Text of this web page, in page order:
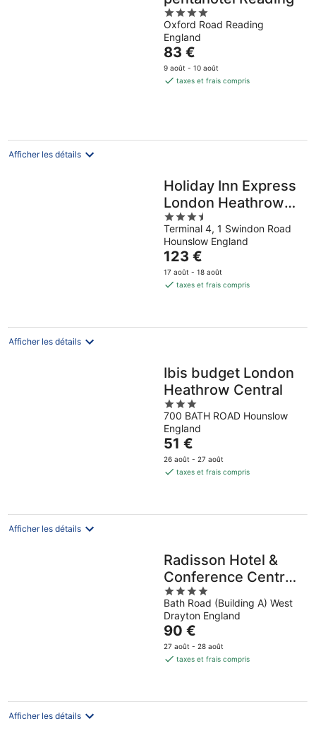
4
out
of
5
Oxford Road Reading
England
Le
prix
est
83 €
9 août - 10 août
taxes et frais compris
Afficher les détails
Holiday Inn Express
London Heathrow
T4 by IHG
3.5
out
of
5
Terminal 4, 1 Swindon Road
Hounslow England
Le
prix
est
par
123 €
17 août - 18 août
taxes et frais compris
Afficher les détails
Ibis budget London
Heathrow Central
3
out
of
5
700 BATH ROAD Hounslow
England
Le
prix
est
par
51 €
26 août - 27 août
taxes et frais compris
Afficher les détails
Radisson Hotel &
Conference Centre
London Heathrow
4
out
of
5
Bath Road (Building A) West
Drayton England
Le
prix
est
par
90 €
27 août - 28 août
taxes et frais compris
Afficher les détails